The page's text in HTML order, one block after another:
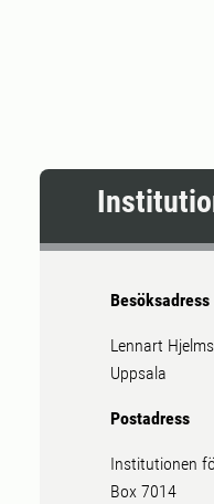
Besöksadress
Lennart
Uppsala
Postadress
Institutionen
Box 7014